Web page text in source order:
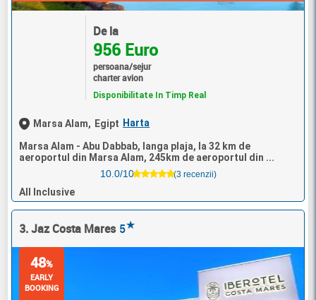
De la
956 Euro
persoana/sejur
charter avion
Disponibilitate In Timp Real
Marsa Alam, Egipt Harta
Marsa Alam - Abu Dabbab, langa plaja, la 32 km de
aeroportul din Marsa Alam, 245km de aeroportul din ...
10.0/10
(3 recenzii)
All Inclusive
3. Jaz Costa Mares 5★
48%
EARLY
BOOKING